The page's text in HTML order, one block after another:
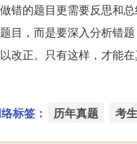
错的题目更需要反思和
目，而是要深入分析错
改正。只有这样，才能
标签： 历年真题 考生